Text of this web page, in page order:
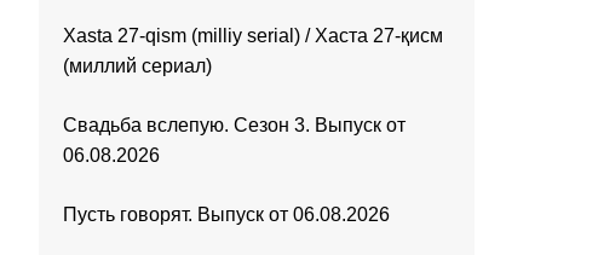
Xasta 27-qism (milliy serial) / Хаста 27-қисм
(миллий сериал)
Свадьба вслепую. Сезон 3. Выпуск от
06.08.2026
Пусть говорят. Выпуск от 06.08.2026